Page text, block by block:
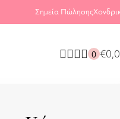
Σημεία Πώλησης
0 €